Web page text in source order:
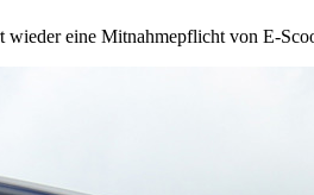
eine Mitnahmepflicht von E-